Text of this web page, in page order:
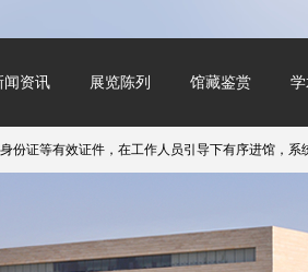
闻资讯 展览陈列 馆藏鉴赏
有效证件，在工作人员引导下有序进馆，系统